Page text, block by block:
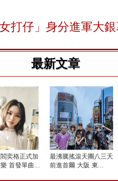
打仔」身分進軍大
最新文章
奕格正式加
首發單曲...
最沸騰搖滾天團八三夭
前進首爾 大阪 東...